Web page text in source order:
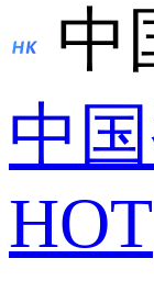
中
中
HOT